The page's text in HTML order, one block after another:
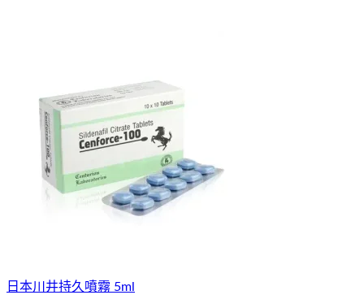
日本川井持久噴霧 5ml